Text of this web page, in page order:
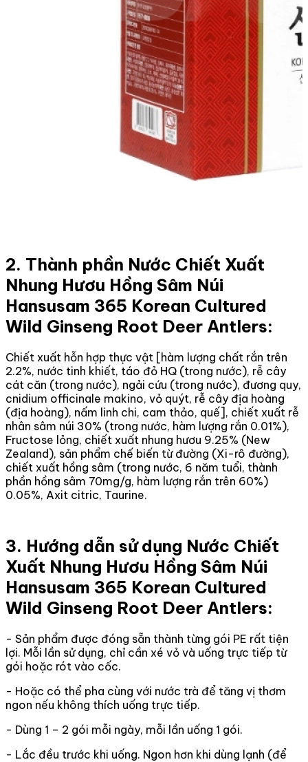
2. Thành phần Nước Chiết Xuất
Nhung Hươu Hồng Sâm Núi
Hansusam 365 Korean Cultured
Wild Ginseng Root Deer Antlers:
Chiết xuất hỗn hợp thực vật [hàm lượng chất rắn trên
2.2%, nước tinh khiết, táo đỏ HQ (trong nước), rễ cây
cát căn (trong nước), ngải cứu (trong nước), đương quy,
cnidium officinale makino, vỏ quýt, rễ cây địa hoàng
(địa hoàng), nấm linh chi, cam thảo, quế], chiết xuất rễ
nhân sâm núi 30% (trong nước, hàm lượng rắn 0.01%),
Fructose lỏng, chiết xuất nhung hươu 9.25% (New
Zealand), sản phẩm chế biến từ đường (Xi-rô đường),
chiết xuất hồng sâm (trong nước, 6 năm tuổi, thành
phần hồng sâm 70mg/g, hàm lượng rắn trên 60%)
0.05%, Axit citric, Taurine.
3. Hướng dẫn sử dụng Nước Chiết
Xuất Nhung Hươu Hồng Sâm Núi
Hansusam 365 Korean Cultured
Wild Ginseng Root Deer Antlers:
- Sản phẩm được đóng sẵn thành từng gói PE rất tiện
lợi. Mỗi lần sử dụng, chỉ cần xé vỏ và uống trực tiếp từ
gói hoặc rót vào cốc.
- Hoặc có thể pha cùng với nước trà để tăng vị thơm
ngon nếu không thích uống trực tiếp.
- Dùng 1 – 2 gói mỗi ngày, mỗi lần uống 1 gói.
- Lắc đều trước khi uống. Ngon hơn khi dùng lạnh (để